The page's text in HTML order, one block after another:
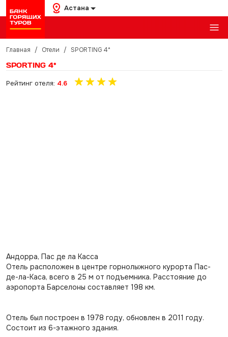
Астана
Главная / Отели / SPORTING 4*
SPORTING 4*
Рейтинг отеля: 4.6
Андорра, Пас де ла Касса
Отель расположен в центре горнолыжного курорта Пас-
де-ла-Каса, всего в 25 м от подъемника. Расстояние до
аэропорта Барселоны составляет 198 км.
Отель был построен в 1978 году, обновлен в 2011 году.
Состоит из 6-этажного здания.